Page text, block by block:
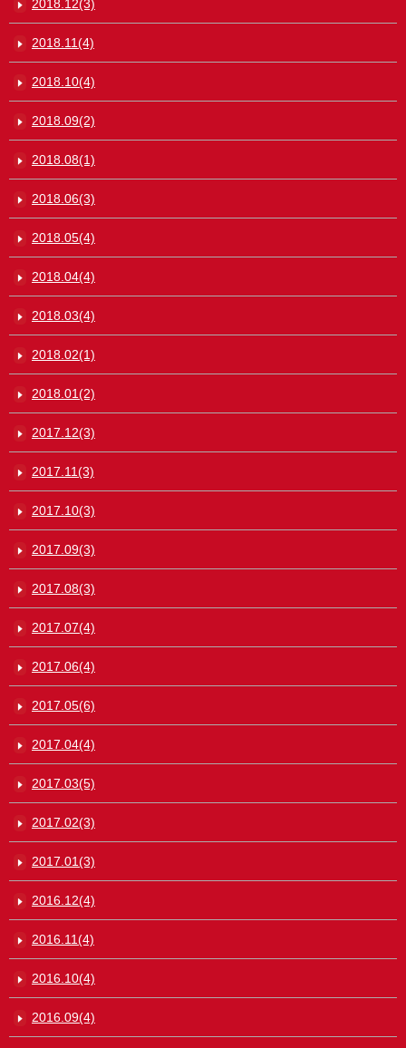
2018.12(3)
2018.11(4)
2018.10(4)
2018.09(2)
2018.08(1)
2018.06(3)
2018.05(4)
2018.04(4)
2018.03(4)
2018.02(1)
2018.01(2)
2017.12(3)
2017.11(3)
2017.10(3)
2017.09(3)
2017.08(3)
2017.07(4)
2017.06(4)
2017.05(6)
2017.04(4)
2017.03(5)
2017.02(3)
2017.01(3)
2016.12(4)
2016.11(4)
2016.10(4)
2016.09(4)